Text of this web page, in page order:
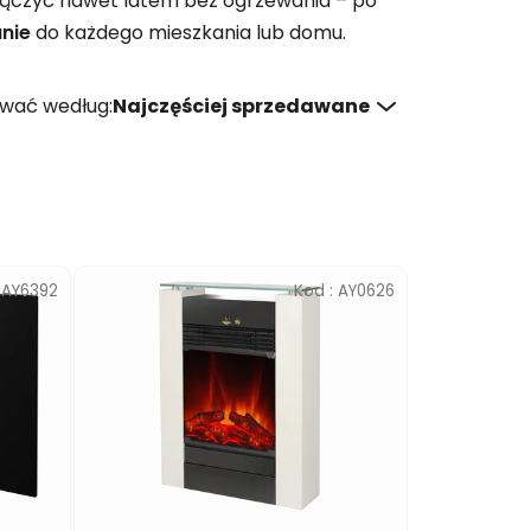
do każdego mieszkania lub domu.
według:Najczęściej sprzedawane
AY6392 Kod : AY0626